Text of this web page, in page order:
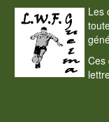
Les
Ces